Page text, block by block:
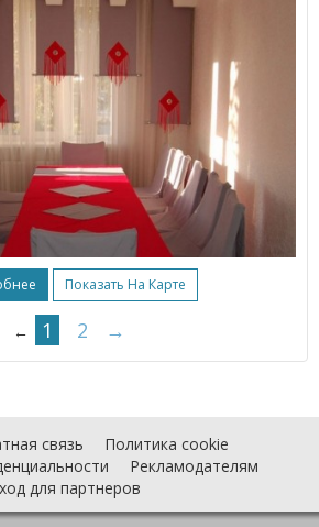
Показать На Карте
← 1 2 →
связь
Политика cookie
Рекламодателям
для партнеров